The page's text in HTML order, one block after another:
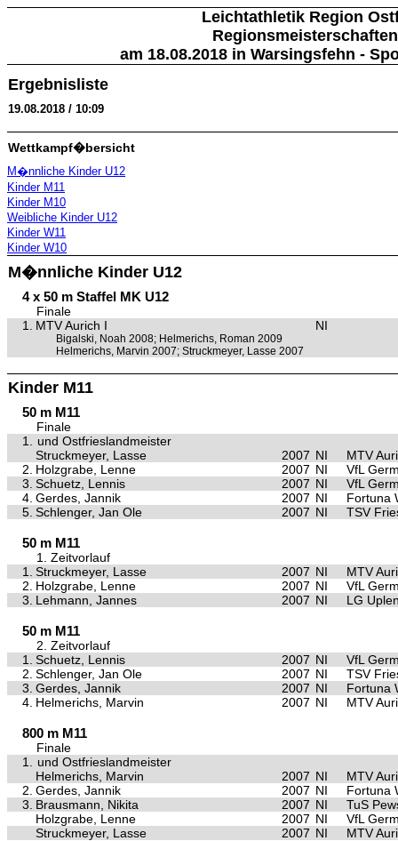
Leichtathletik Region
am 18.08.2018 in Warsingsfehn -
Ergebnisliste
19.08.2018 / 10:09
Wettkampf�bersicht
M�nnliche Kinder U12
Kinder M11
Kinder M10
Weibliche Kinder U12
Kinder W11
Kinder W10
M�nnliche Kinder U12
4 x 50 m Staffel MK U12
Finale
1.
MTV Aurich I NI
Bigalski, Noah 2008; Helmerichs, Roman 2009
Helmerichs, Marvin 2007; Struckmeyer, Lasse 2007
Kinder M11
50 m M11
Finale
1.
und Ostfrieslandmeister
Struckmeyer, Lasse
2007 NI
MTV
2. Holzgrabe, Lenne 2007 NI
VfL
3. Schuetz, Lennis 2007 NI
VfL
4. Gerdes, Jannik 2007 NI
Fortuna
5. Schlenger, Jan Ole 2007 NI TSV
50 m M11
1. Zeitvorlauf
1.
Struckmeyer, Lasse 2007 NI
MTV
2. Holzgrabe, Lenne 2007 NI
VfL
3. Lehmann, Jannes 2007 NI LG
50 m M11
2. Zeitvorlauf
1.
Schuetz, Lennis 2007 NI
VfL
2. Schlenger, Jan Ole 2007 NI
TSV
3. Gerdes, Jannik 2007 NI
Fortuna
4. Helmerichs, Marvin 2007 NI MTV
800 m M11
Finale
1.
und Ostfrieslandmeister
Helmerichs, Marvin
2007 NI
MTV
2. Gerdes, Jannik 2007 NI
Fortuna
3. Brausmann, Nikita 2007 NI
TuS
Holzgrabe, Lenne
2007 NI
VfL
Struckmeyer, Lasse
2007 NI MTV